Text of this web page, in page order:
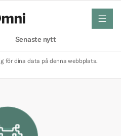
Senaste nytt
meny
för dina data på denna webbplats.